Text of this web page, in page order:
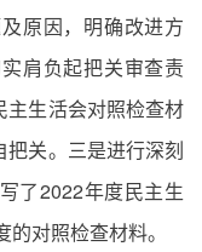
原因，明确改进方
肩负起把关审查责
主生活会对照检查材
关。三是进行深刻
了2022年度民主生
对照检查材料。